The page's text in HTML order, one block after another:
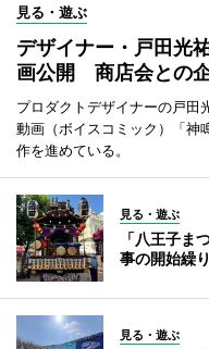
見る・遊ぶ
デザイナー・戸田光
画公開 商店会との
プロダクトデザイナーの戸田
動画（ボイスコミック）「神
作を進めている。
見る・遊ぶ
「八王子
事の開始繰
見る・遊ぶ